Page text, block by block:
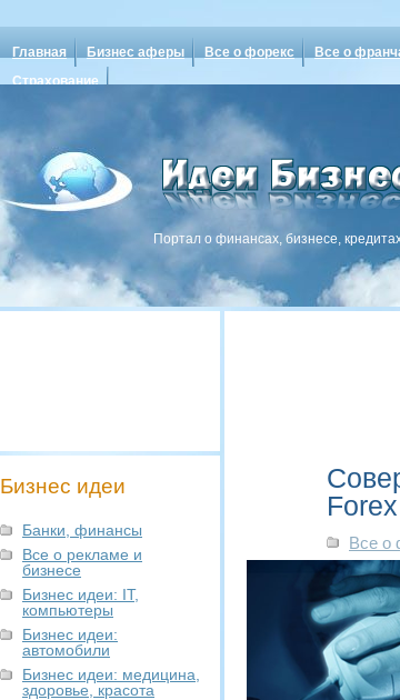
Главная Бизнес аферы Все о форекс Все о
Страхование
Портал о финансах, бизнесе,
Бизнес идеи
Банки, финансы
Все о рекламе и
бизнесе
Бизнес идеи: IT,
компьютеры
Бизнес идеи:
автомобили
Бизнес идеи: медицина,
здоровье, красота
Forex
Все о